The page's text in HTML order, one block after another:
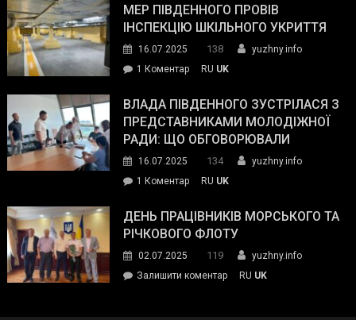
органів:
«Наш
спільний
окупанти.
Маємо
діяти
команда
ДСНС
власноруч
пожежу
у
МЕР ПІВДЕННОГО ПРОВІВ
ІНСПЕКЦІЮ ШКІЛЬНОГО УКРИТТЯ
16.07.2025 138
yuzhny.info
1 Коментардо
Південного
провів
інспекцію
укриття
RU UK
ВЛАДА ПІВДЕННОГО ЗУСТРІЛАСЯ З
ПРЕДСТАВНИКАМИ МОЛОДІЖНОЇ
РАДИ: ЩО ОБГОВОРЮВАЛИ
16.07.2025 134
yuzhny.info
1 Коментардо
Південного
зустрілася
представниками
молодіжної
RU UK
ДЕНЬ ПРАЦІВНИКІВ МОРСЬКОГО ТА
РІЧКОВОГО ФЛОТУ
02.07.2025 119
yuzhny.info
Залишити коментарon
RU UK